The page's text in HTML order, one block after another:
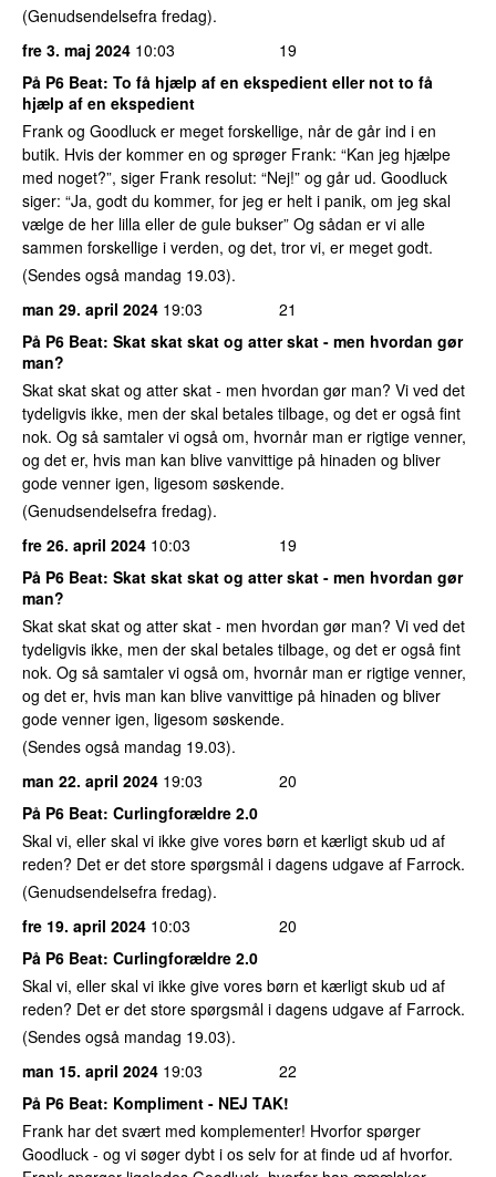
(Genudsendelsefra fredag).
fre 3. maj 2024 10:03
19
På P6 Beat: To få hjælp af en ekspedient eller not to få
hjælp af en ekspedient
Frank og Goodluck er meget forskellige, når de går ind i en
butik. Hvis der kommer en og sprøger Frank: “Kan jeg hjælpe
med noget?”, siger Frank resolut: “Nej!” og går ud. Goodluck
siger: “Ja, godt du kommer, for jeg er helt i panik, om jeg skal
vælge de her lilla eller de gule bukser” Og sådan er vi alle
sammen forskellige i verden, og det, tror vi, er meget godt.
(Sendes også mandag 19.03).
man 29. april 2024 19:03
21
På P6 Beat: Skat skat skat og atter skat - men hvordan gør
man?
Skat skat skat og atter skat - men hvordan gør man? Vi ved det
tydeligvis ikke, men der skal betales tilbage, og det er også fint
nok. Og så samtaler vi også om, hvornår man er rigtige venner,
og det er, hvis man kan blive vanvittige på hinaden og bliver
gode venner igen, ligesom søskende.
(Genudsendelsefra fredag).
fre 26. april 2024 10:03
19
På P6 Beat: Skat skat skat og atter skat - men hvordan gør
man?
Skat skat skat og atter skat - men hvordan gør man? Vi ved det
tydeligvis ikke, men der skal betales tilbage, og det er også fint
nok. Og så samtaler vi også om, hvornår man er rigtige venner,
og det er, hvis man kan blive vanvittige på hinaden og bliver
gode venner igen, ligesom søskende.
(Sendes også mandag 19.03).
man 22. april 2024 19:03
20
På P6 Beat: Curlingforældre 2.0
Skal vi, eller skal vi ikke give vores børn et kærligt skub ud af
reden? Det er det store spørgsmål i dagens udgave af Farrock.
(Genudsendelsefra fredag).
fre 19. april 2024 10:03
20
På P6 Beat: Curlingforældre 2.0
Skal vi, eller skal vi ikke give vores børn et kærligt skub ud af
reden? Det er det store spørgsmål i dagens udgave af Farrock.
(Sendes også mandag 19.03).
man 15. april 2024 19:03
22
På P6 Beat: Kompliment - NEJ TAK!
Frank har det svært med komplementer! Hvorfor spørger
Goodluck - og vi søger dybt i os selv for at finde ud af hvorfor.